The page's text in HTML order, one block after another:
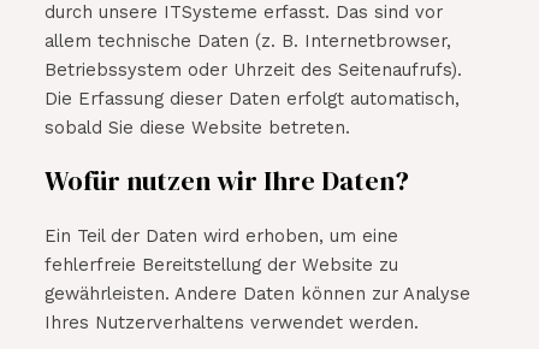
durch unsere ITSysteme erfasst. Das sind vor
allem technische Daten (z. B. Internetbrowser,
Betriebssystem oder Uhrzeit des Seitenaufrufs).
Die Erfassung dieser Daten erfolgt automatisch,
sobald Sie diese Website betreten.
Wofür nutzen wir Ihre Daten?
Ein Teil der Daten wird erhoben, um eine
fehlerfreie Bereitstellung der Website zu
gewährleisten. Andere Daten können zur Analyse
Ihres Nutzerverhaltens verwendet werden.